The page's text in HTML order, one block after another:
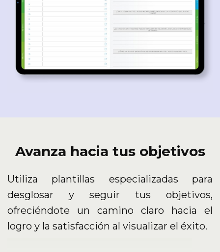
Avanza hacia tus objetivos
Utiliza plantillas especializadas para
desglosar y seguir tus objetivos,
ofreciéndote un camino claro hacia el
logro y la satisfacción al visualizar el éxito.